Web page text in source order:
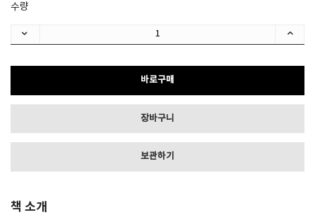
수량
바로구매
장바구니
보관하기
책 소개